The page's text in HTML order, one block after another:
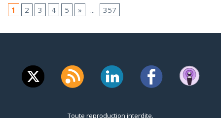
1
2 3 4 5 » ... 357
Toute reproduction interdite.